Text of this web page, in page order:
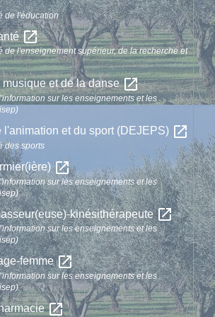
de l'éducation
open_in_new
de l'enseignement supérieur, de la recherche et
musique et de la danseopen_in_new
sur les enseignements et les
l'animation et du sport (DEJEPS) open_in_new
des sports
open_in_new
sur les enseignements et les
kinésithérapeuteopen_in_new
sur les enseignements et les
femmeopen_in_new
sur les enseignements et les
open_in_new